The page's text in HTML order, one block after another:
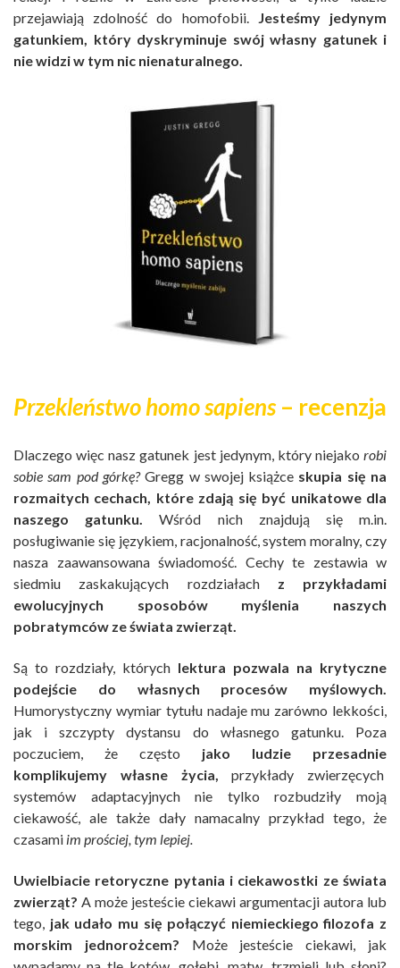
przejawiają zdolność do homofobii.Jesteśmy jedynym
gatunkiem, który dyskryminuje swój własny gatunek i
nie widzi w tym nic nienaturalnego.
Przekleństwo homo sapiens– recenzja
Dlaczego więc nasz gatunek jest jedynym, który niejako robi
sobie sam pod górkę?Gregg w swojej książce skupia się na
rozmaitych cechach, które zdają się być unikatowe dla
naszego gatunku.
Wśród nich znajdują się m.in.
posługiwanie się językiem, racjonalność, system moralny, czy
nasza zaawansowana świadomość. Cechy te zestawia w
siedmiu zaskakujących rozdziałach z przykładami
ewolucyjnych sposobów myślenia naszych
pobratymców ze świata zwierząt.
Są to rozdziały, których lektura pozwala na krytyczne
podejście do własnych procesów myślowych.
Humorystyczny wymiar tytułu nadaje mu zarówno lekkości,
jak i szczypty dystansu do własnego gatunku. Poza
poczuciem, że często jako ludzie przesadnie
komplikujemy własne życia,
przykłady zwierzęcych
systemów adaptacyjnych nie tylko rozbudziły moją
ciekawość, ale także dały namacalny przykład tego, że
czasami im prościej, tym lepiej.
Uwielbiacie retoryczne pytania i ciekawostki ze świata
zwierząt? A może jesteście ciekawi argumentacji autora lub
tego, jak udało mu się połączyć niemieckiego filozofa z
morskim jednorożcem? Może jesteście ciekawi, jak